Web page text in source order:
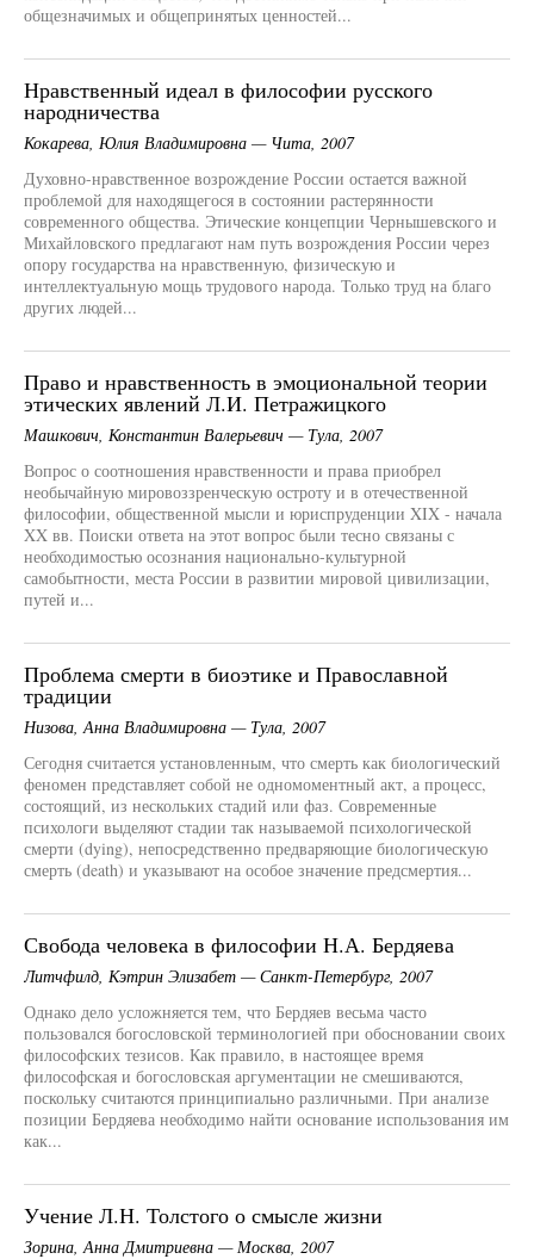
общезначимых и общепринятых ценностей...
Нравственный идеал в философии русского
народничества
Кокарева, Юлия Владимировна — Чита, 2007
Духовно-нравственное возрождение России остается важной
проблемой для находящегося в состоянии растерянности
современного общества. Этические концепции Чернышевского и
Михайловского предлагают нам путь возрождения России через
опору государства на нравственную, физическую и
интеллектуальную мощь трудового народа. Только труд на благо
других людей...
Право и нравственность в эмоциональной теории
этических явлений Л.И. Петражицкого
Машкович, Константин Валерьевич — Тула, 2007
Вопрос о соотношения нравственности и права приобрел
необычайную мировоззренческую остроту и в отечественной
философии, общественной мысли и юриспруденции XIX - начала
XX вв. Поиски ответа на этот вопрос были тесно связаны с
необходимостью осознания национально-культурной
самобытности, места России в развитии мировой цивилизации,
путей и...
Проблема смерти в биоэтике и Православной
традиции
Низова, Анна Владимировна — Тула, 2007
Сегодня считается установленным, что смерть как биологический
феномен представляет собой не одномоментный акт, а процесс,
состоящий, из нескольких стадий или фаз. Современные
психологи выделяют стадии так называемой психологической
смерти (dying), непосредственно предваряющие биологическую
смерть (death) и указывают на особое значение предсмертия...
Свобода человека в философии Н.А. Бердяева
Литчфилд, Кэтрин Элизабет — Санкт-Петербург, 2007
Однако дело усложняется тем, что Бердяев весьма часто
пользовался богословской терминологией при обосновании своих
философских тезисов. Как правило, в настоящее время
философская и богословская аргументации не смешиваются,
поскольку считаются принципиально различными. При анализе
позиции Бердяева необходимо найти основание использования им
как...
Учение Л.Н. Толстого о смысле жизни
Зорина, Анна Дмитриевна — Москва, 2007